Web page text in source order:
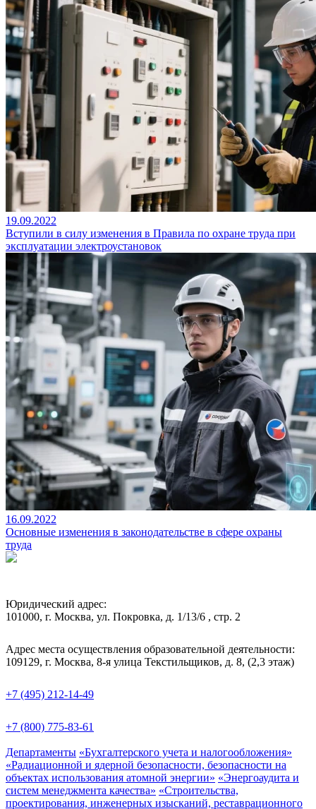
19.09.2022
Вступили в силу изменения в Правила по охране труда при
эксплуатации электроустановок
16.09.2022
Основные изменения в законодательстве в сфере охраны
труда
Юридический адрес:
101000, г. Москва, ул. Покровка, д. 1/13/6 , стр. 2
Адрес места осуществления образовательной деятельности:
109129, г. Москва, 8-я улица Текстильщиков, д. 8, (2,3 этаж)
+7 (495) 212-14-49
+7 (800) 775-83-61
Департаменты «Бухгалтерского учета и налогообложения»
«Радиационной и ядерной безопасности, безопасности на
объектах использования атомной энергии» «Энергоаудита и
систем менеджмента качества» «Строительства,
проектирования, инженерных изысканий, реставрационного